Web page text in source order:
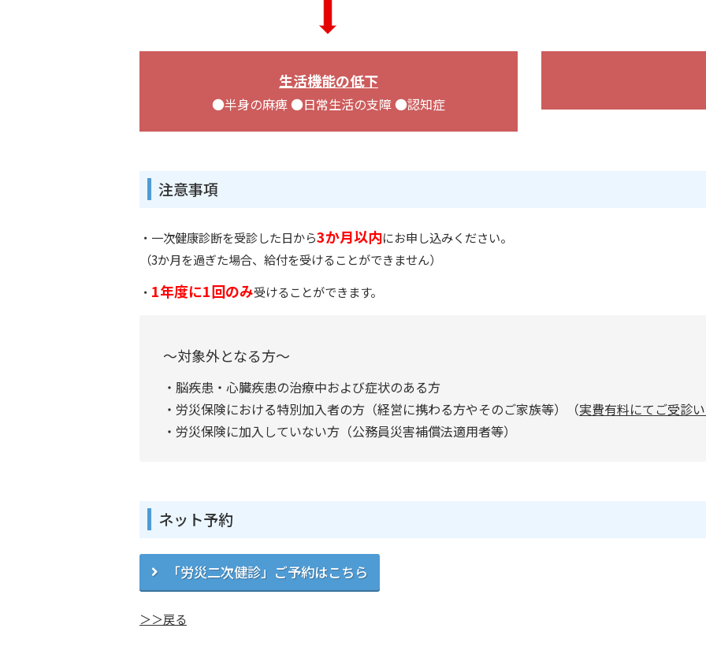
生活機能の低下
●半身の麻痺 ●日常生活の支障 ●認知症
注意事項
・一次健康診断を受診した日から3か月以内にお申し込みください。
（3か月を過ぎた場合、給付を受けることができません）
・ 1年度に1回のみ受けることができます。
～対象外となる方～
・脳疾患・心臓疾患の治療中および症状のある方
・労災保険における特別加入者の方（経営に携わる方やそのご家族等）（実費有料にてご受診
・労災保険に加入していない方（公務員災害補償法適用者等）
ネット予約
「労災二次健診」ご予約はこちら
＞＞戻る